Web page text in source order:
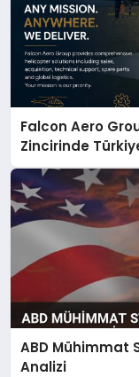
Falcon Aero
Zincirinde
ABD Mühimmat
Analizi